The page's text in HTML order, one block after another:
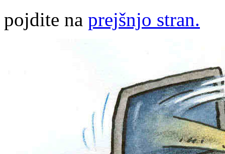
pojdite na prejšnjo stran.